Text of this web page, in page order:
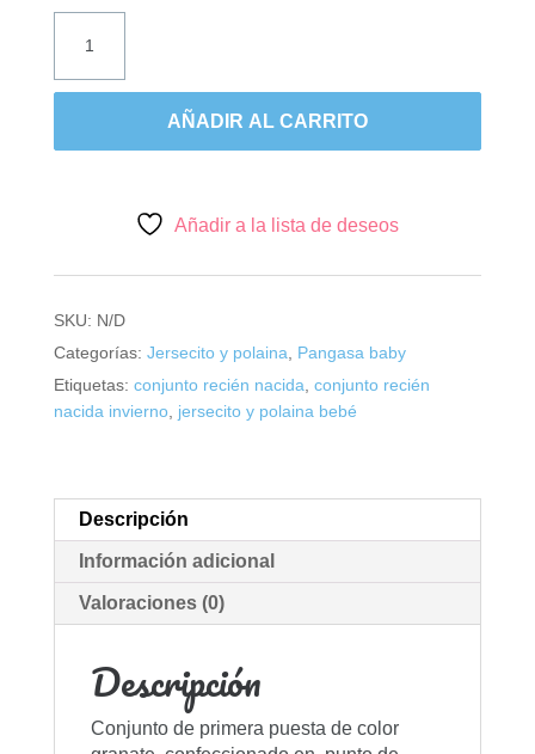
primera
puesta
cantidad
AÑADIR AL CARRITO
Añadir a la lista de deseos
SKU: N/D
Categorías: Jersecito y polaina, Pangasa baby
Etiquetas: conjunto recién nacida, conjunto recién
nacida invierno, jersecito y polaina bebé
Descripción
Información adicional
Valoraciones (0)
Descripción
Conjunto de primera puesta de color